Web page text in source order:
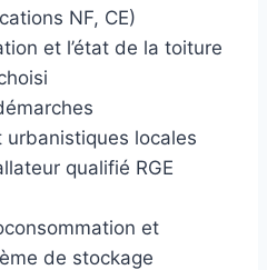
NF, CE)
et l’état de la toiture
locales
qualifié RGE
et
de stockage